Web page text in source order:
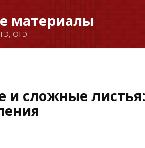
материалы
ОГЭ
и сложные